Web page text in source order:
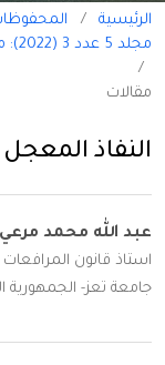
الرئيسية /
مجلد 5 عدد 3 (2022): مجلة جامعة السعيد للعلوم الإنسانية والتطبيقية
/
مقالات
النفاذ
عبد الله محمد مرعي
استاذ قانون
جامعة تعز- الجمهورية